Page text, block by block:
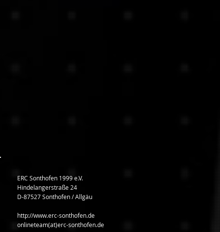
ERC Sonthofen 1999 e.V.
Hindelangerstraße 24
D-87527 Sonthofen / Allgäu
http://www.erc-sonthofen.de
onlineteam(at)erc-sonthofen.de